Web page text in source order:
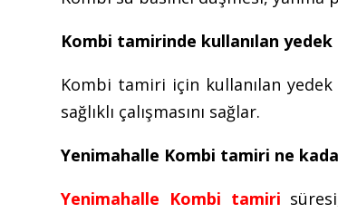
Kombi tamirinde kullanılan
Kombi tamiri için kullanılan
sağlıklı çalışmasını sağlar.
Yenimahalle Kombi tamiri ne
Yenimahalle Kombi tamiri